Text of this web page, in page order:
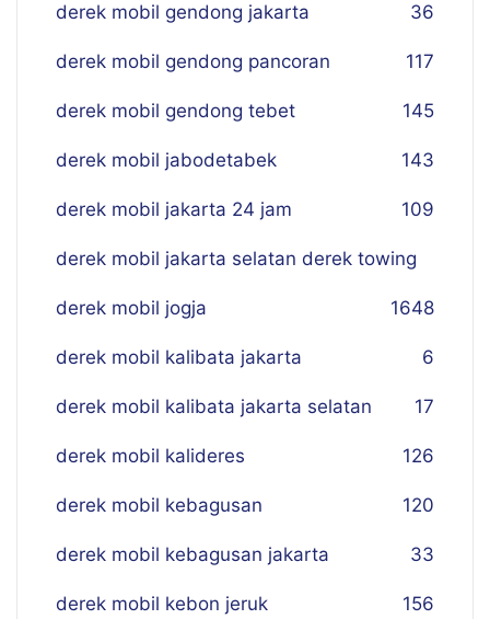
derek mobil gendong jakarta 36
derek mobil gendong pancoran 117
derek mobil gendong tebet 145
derek mobil jabodetabek 143
derek mobil jakarta 24 jam 109
derek mobil jakarta selatan derek towing
48
derek mobil jogja 16
derek mobil kalibata jakarta 6
derek mobil kalibata jakarta selatan 17
derek mobil kalideres 126
derek mobil kebagusan 120
derek mobil kebagusan jakarta 33
derek mobil kebon jeruk 156